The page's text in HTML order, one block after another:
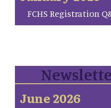
FCHS Registration
June 2026